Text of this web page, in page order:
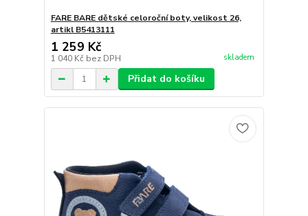
FARE BARE dětské celoroční boty, velikost 26,
artikl B5413111
1 259 Kč
1 040 Kč bez DPH skladem
Přidat do košíku